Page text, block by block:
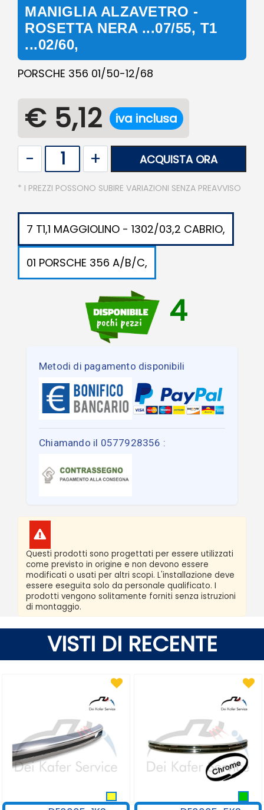
MANIGLIA ALZAVETRO -
ROSETTA NERA ...07/55, T1
...02/60,
PORSCHE 356 01/50-12/68
€ 5,12 iva inclusa
ACQUISTA ORA
* I PREZZI POSSONO SUBIRE VARIAZIONI SENZA PREAVVISO
7 T1,1 MAGGIOLINO - 1302/03,2 CABRIO,
01 PORSCHE 356 A/B/C,
4
Metodi di pagamento disponibili
Chiamando il 0577928356 :
Questi prodotti sono progettati per essere utilizzati
come previsto in origine e non devono essere
modificati o usati per altri scopi. L'installazione deve
essere eseguita solo da personale qualificato. I
prodotti vengono solitamente forniti senza istruzioni
di montaggio.
VISTI DI RECENTE